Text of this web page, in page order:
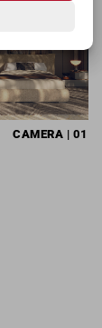
CAMERA | 01